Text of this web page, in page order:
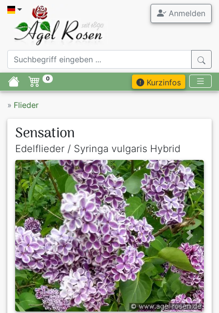
Anmelden
0 Kurzinfos
» Flieder
Sensation
Edelflieder / Syringa vulgaris Hybrid
Previous Next